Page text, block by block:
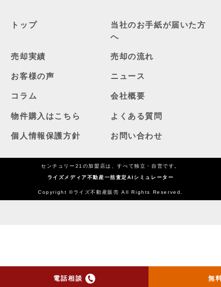
電話相談 無
トップ
当社のお手紙が届いた方
へ
売却実績 売却の流れ
お客様の声 ニュース
コラム 会社概要
物件購入はこちら よくある質問
個人情報保護方針 お問い合わせ
センチュリー21の加盟店は、すべて独立・自営です。
ライズメディア不動産一括査定AIシミュレーター
Copyright ©ライズ不動産販売 All Rights Reserved.